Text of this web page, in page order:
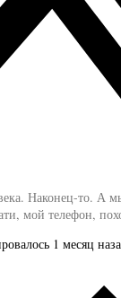
Наконец-то. А
мой телефон,
1 месяц